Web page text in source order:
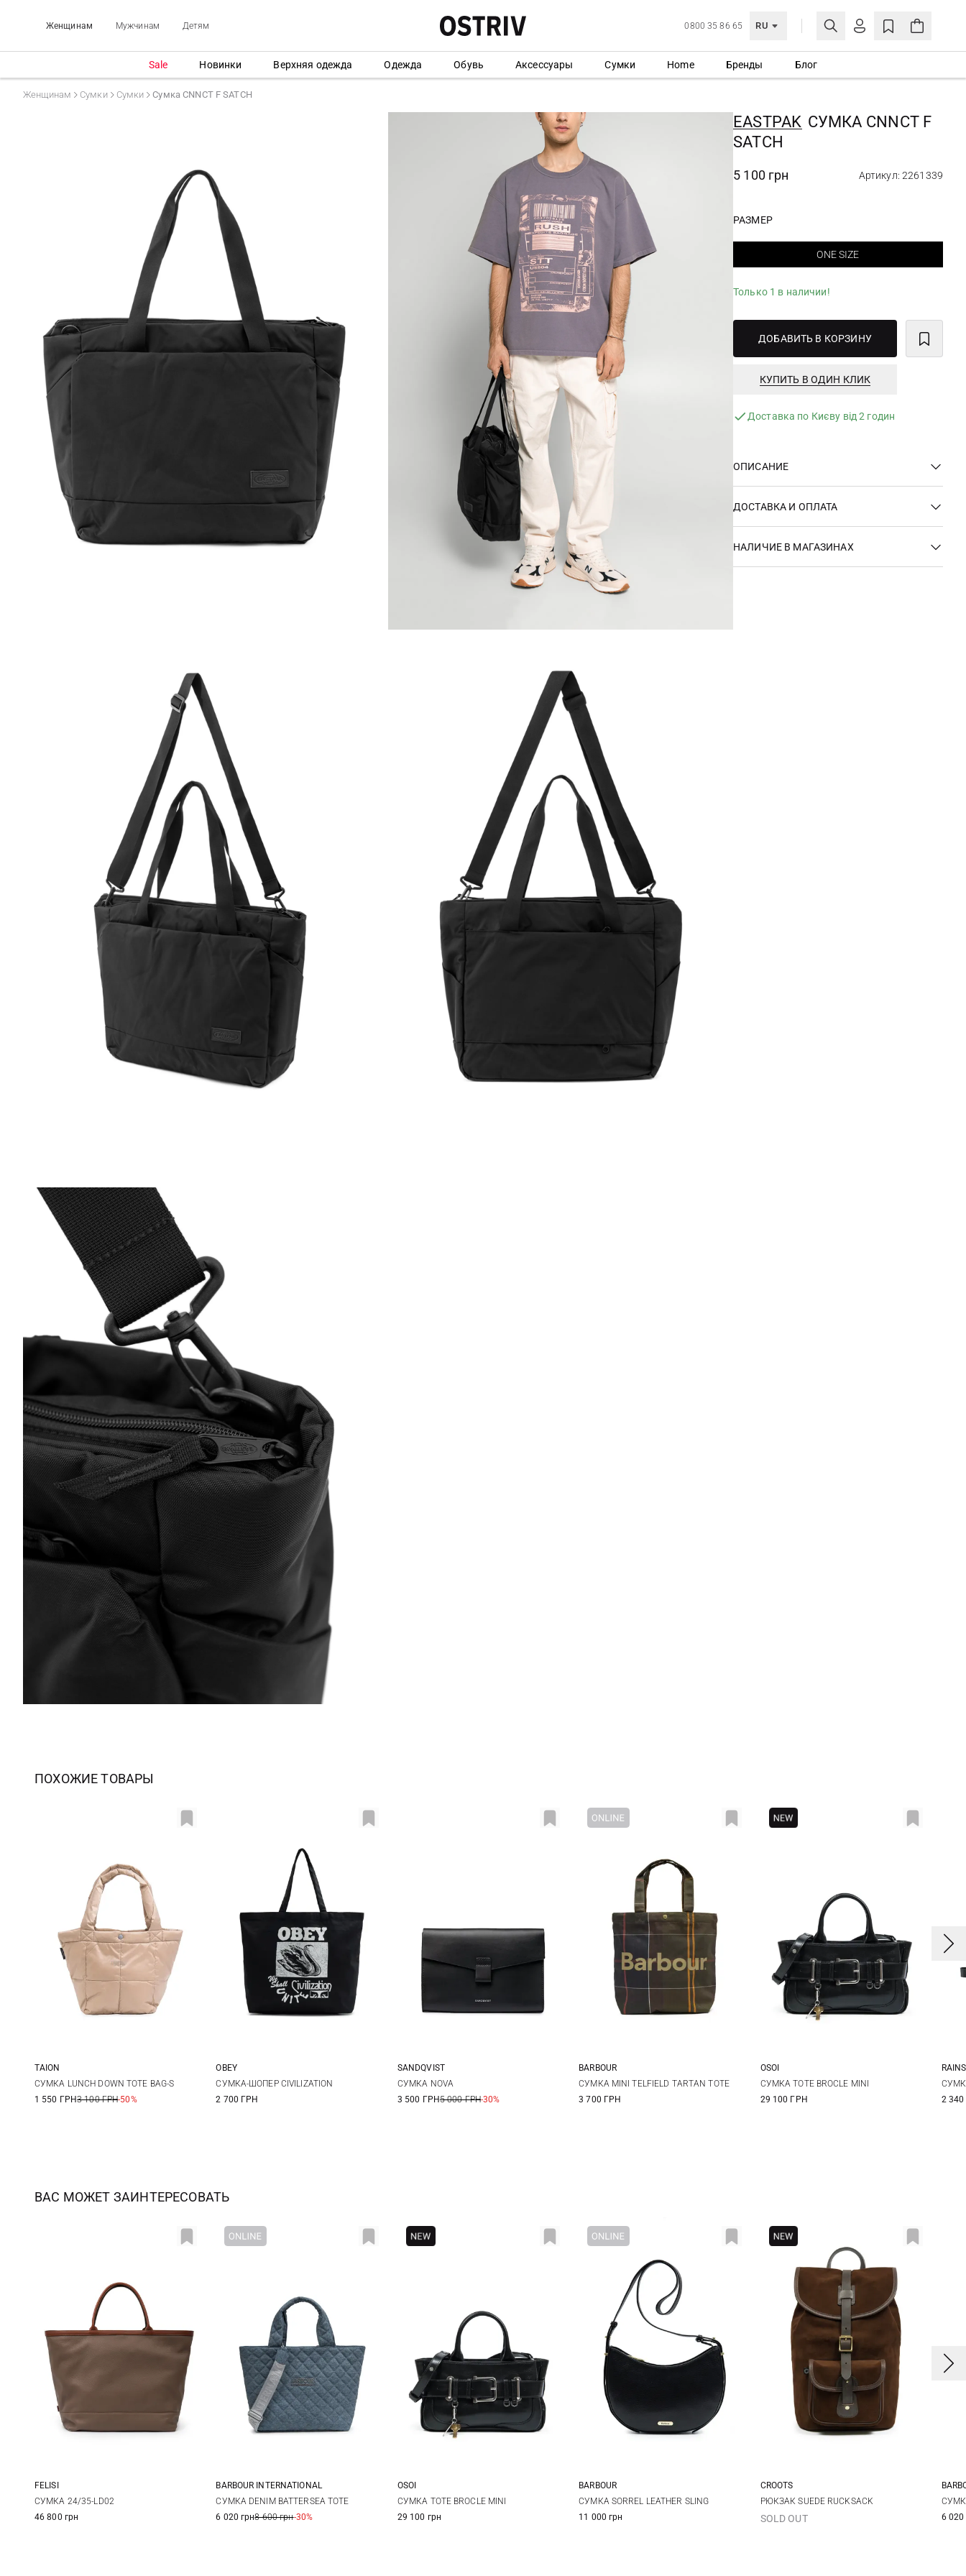
Женщинам Мужчинам Детям 0800 35 86 65 RU
ЛИЧНЫЙ КАБИНЕТ
Sale Новинки Верхняя одежда Одежда Обувь Аксессуары Сумки Home Бренды Блог
Женщинам Сумки Сумки Сумка CNNCT F SATCH
EASTPAK СУМКА CNNCT F
SATCH
5 100 грн Артикул: 2261339
РАЗМЕР
ONE SIZE
Только 1 в наличии!
ДОБАВИТЬ В КОРЗИНУ
КУПИТЬ В ОДИН КЛИК
Доставка по Києву від 2 годин
ОПИСАНИЕ
ДОСТАВКА И ОПЛАТА
НАЛИЧИЕ В МАГАЗИНАХ
ПОХОЖИЕ ТОВАРЫ
One Size
TAION
СУМКА LUNCH DOWN TOTE BAG-S
1 550 ГРН3 100 ГРН-50%
One Size
OBEY
СУМКА-ШОПЕР CIVILIZATION
2 700 ГРН
20X13X1,5СМ
SANDQVIST
СУМКА NOVA
3 500 ГРН5 000 ГРН-30%
One Size
BARBOUR
СУМКА MINI TELFIELD TARTAN TOTE
3 700 ГРН
One Size
OSOI
СУМКА TOTE BROCLE MINI
29 100 ГРН
RAINS
2
ВАС МОЖЕТ ЗАИНТЕРЕСОВАТЬ
One Size
FELISI
СУМКА 24/35-LD02
46 800 грн
One Size
BARBOUR INTERNATIONAL
СУМКА DENIM BATTERSEA TOTE
6 020 грн8 600 грн-30%
One Size
OSOI
СУМКА TOTE BROCLE MINI
29 100 грн
One Size
BARBOUR
СУМКА SORREL LEATHER SLING
11 000 грн
One Size
CROOTS
РЮКЗАК SUEDE RUCKSACK
SOLD OUT
6 020